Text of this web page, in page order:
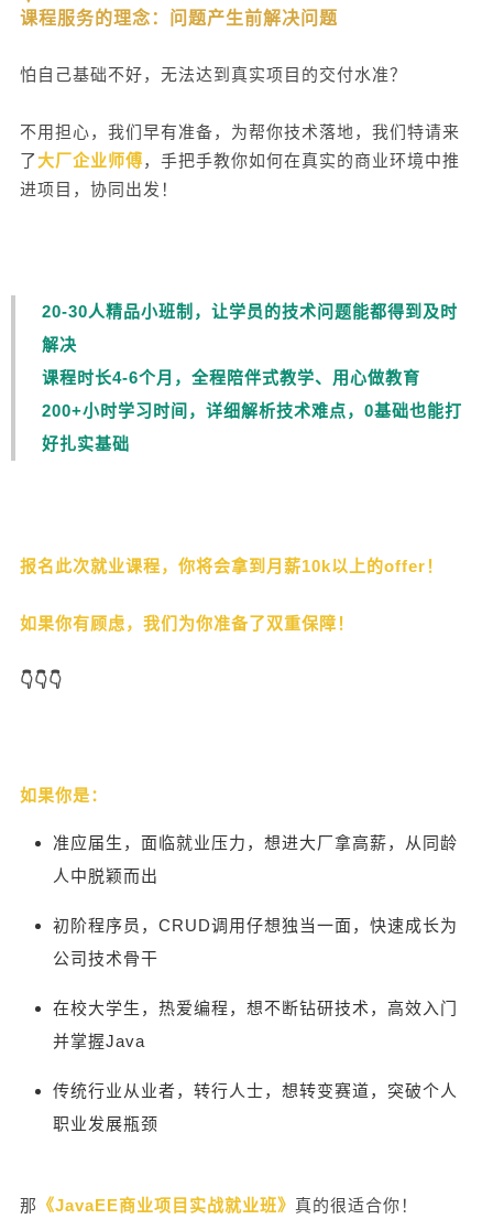
课程服务的理念：问题产生前解决问题
怕自己基础不好，无法达到真实项目的交付水准？
不用担心，我们早有准备，为帮你技术落地，我们特请来
了 大厂企业师傅，手把手教你如何在真实的商业环境中推
进项目，协同出发！
20-30人精品小班制，让学员的技术问题能都得到及时
解决
课程时长4-6个月，全程陪伴式教学、用心做教育
200+小时学习时间，详细解析技术难点，0基础也能打
好扎实基础
报名此次就业课程，你将会拿到月薪10k以上的offer！
如果你有顾虑，我们为你准备了双重保障！
👇👇👇
如果你是：
准应届生，面临就业压力，想进大厂拿高薪，从同龄
人中脱颖而出
初阶程序员，CRUD调用仔想独当一面，快速成长为
公司技术骨干
在校大学生，热爱编程，想不断钻研技术，高效入门
并掌握Java
传统行业从业者，转行人士，想转变赛道，突破个人
职业发展瓶颈
那 《JavaEE商业项目实战就业班》 真的很适合你！